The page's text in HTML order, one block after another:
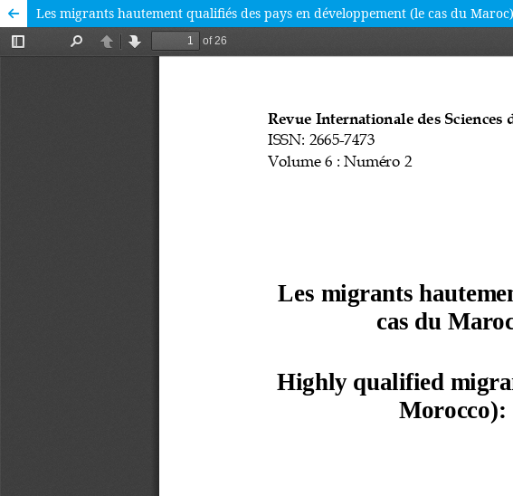
Les migrants hautement qualifiés des pays en développement (le cas du